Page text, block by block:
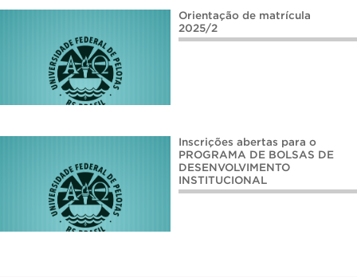
Orientação de matrícula
2025/2
Inscrições abertas para o
PROGRAMA DE BOLSAS DE
DESENVOLVIMENTO
INSTITUCIONAL